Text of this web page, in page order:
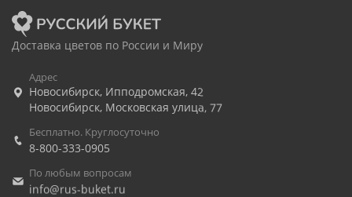
Доставка цветов по России и Миру
Адрес
Новосибирск, Ипподромская, 42
Новосибирск, Московская улица, 77
Бесплатно. Круглосуточно
8-800-333-0905
По любым вопросам
info@rus-buket.ru